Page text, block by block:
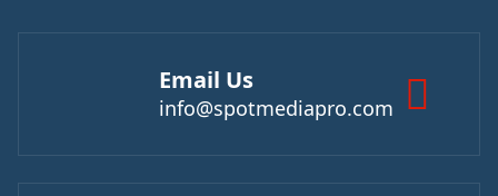
Email Us
info@spotmediapro.com